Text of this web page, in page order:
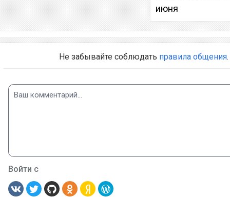
июня
Не забывайте соблюдать правила общения.
Войти с